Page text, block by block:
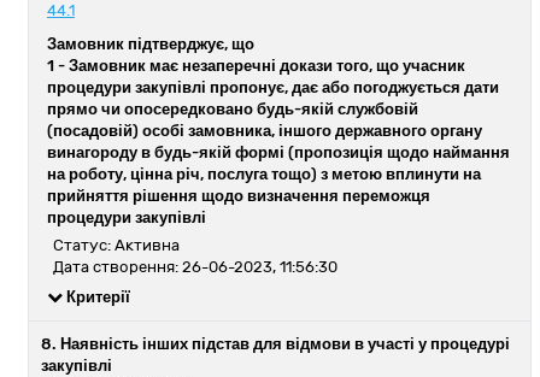
44.1
Замовник підтверджує, що
1 - Замовник має незаперечні докази того, що учасник
процедури закупівлі пропонує, дає або погоджується дати
прямо чи опосередковано будь-якій службовій
(посадовій) особі замовника, іншого державного органу
винагороду в будь-якій формі (пропозиція щодо наймання
на роботу, цінна річ, послуга тощо) з метою вплинути на
прийняття рішення щодо визначення переможця
процедури закупівлі
Статус: Активна
Дата створення: 26-06-2023, 11:56:30
Критерії
8. Наявність інших підстав для відмови в участі у процедурі
закупівлі